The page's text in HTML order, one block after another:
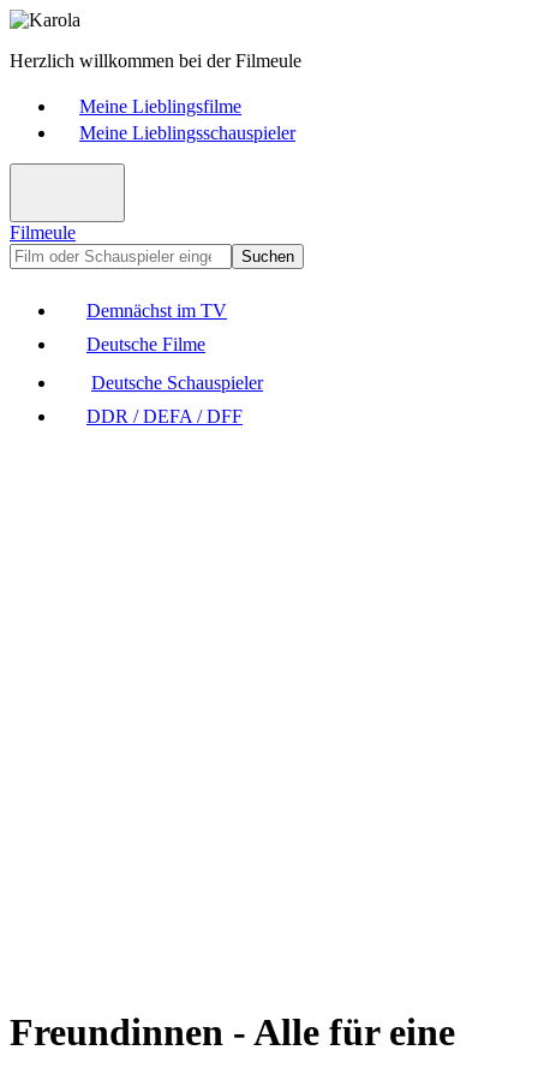
Herzlich willkommen bei der Filmeule
Meine Lieblingsfilme
Meine Lieblingsschauspieler
Filmeule
Suchen
Demnächst im TV
Deutsche Filme
Deutsche Schauspieler
DDR / DEFA / DFF
Freundinnen - Alle für eine